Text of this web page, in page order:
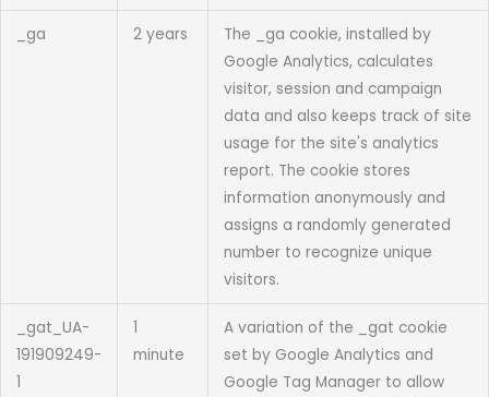
_ga 2 years
The _ga cookie, installed by
Google Analytics, calculates
visitor, session and campaign
data and also keeps track of site
usage for the site's analytics
report. The cookie stores
information anonymously and
assigns a randomly generated
number to recognize unique
visitors.
_gat_UA-
191909249-
1
1
minute
A variation of the _gat cookie
set by Google Analytics and
Google Tag Manager to allow